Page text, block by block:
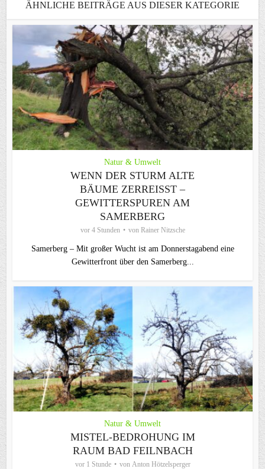
ÄHNLICHE BEITRÄGE AUS DIESER KATEGORIE
Natur & Umwelt
WENN DER STURM ALTE
BÄUME ZERREISST – G
EWITTERSPUREN AM S
AMERBERG
vor 4 Stunden von Rainer Nitzsche
Samerberg – Mit großer Wucht ist am Donnerstagabend eine
Gewitterfront über den Samerberg...
Natur & Umwelt
MISTEL-BEDROHUNG IM
RAUM BAD FEILNBACH
vor 1 Stunde von Anton Hötzelsperger